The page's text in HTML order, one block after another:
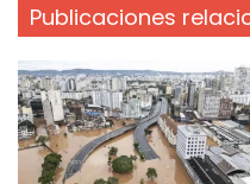
Publicaciones